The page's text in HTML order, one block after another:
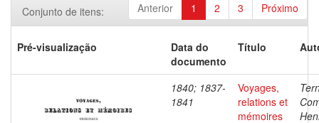
Anterior 1 2 3 Próximo
Conjunto de itens:
Pré-visualização
Data do
documento
Título
1840; 1837-
1841
Voyages,
relations et
mémoires